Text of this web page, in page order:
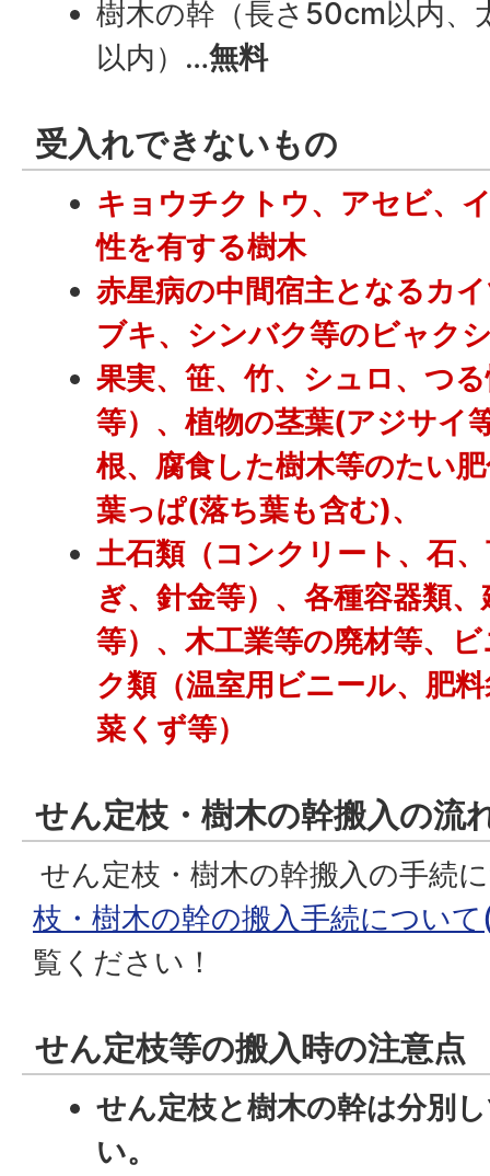
樹木の幹（長さ50cm以内
以内）…無料
受入れできないもの
キョウチクトウ、アセビ、
性を有する樹木
赤星病の中間宿主となるカ
ブキ、シンバク等のビャク
果実、笹、竹、シュロ、つ
等）、植物の茎葉(アジサイ
根、腐食した樹木等のたい
葉っぱ(落ち葉も含む)、
土石類（コンクリート、石
ぎ、針金等）、各種容器類
等）、木工業等の廃材等、
ク類（温室用ビニール、肥
菜くず等）
せん定枝・樹木の幹搬入の流
せん定枝・樹木の幹搬入の手続
枝・樹木の幹の搬入手続につい
覧ください！
せん定枝等の搬入時の注意点
せん定枝と樹木の幹は分別
い。